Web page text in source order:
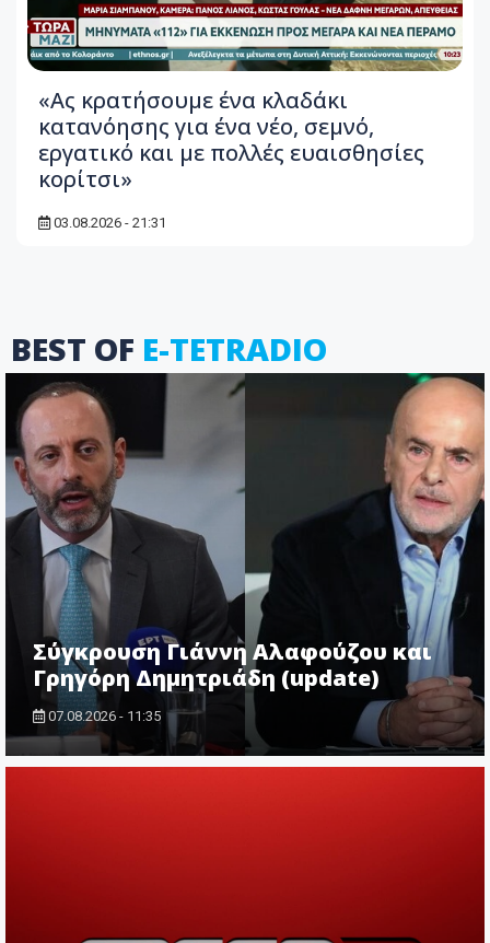
«Ας κρατήσουμε ένα κλαδάκι
κατανόησης για ένα νέο, σεμνό,
εργατικό και με πολλές ευαισθησίες
κορίτσι»
03.08.2026 - 21:31
BEST OF E-TETRADIO
Σύγκρουση Γιάννη Αλαφούζου και
Γρηγόρη Δημητριάδη (update)
07.08.2026 - 11:35